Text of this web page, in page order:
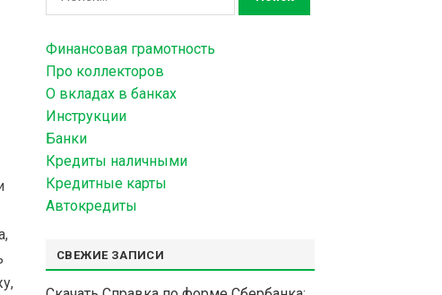
а
т
и
:
Финансовая грамотность
Про коллекторов
О вкладах в банках
Инструкции
Банки
Кредиты наличными
Кредитные карты
Автокредиты
СВЕЖИЕ ЗАПИСИ